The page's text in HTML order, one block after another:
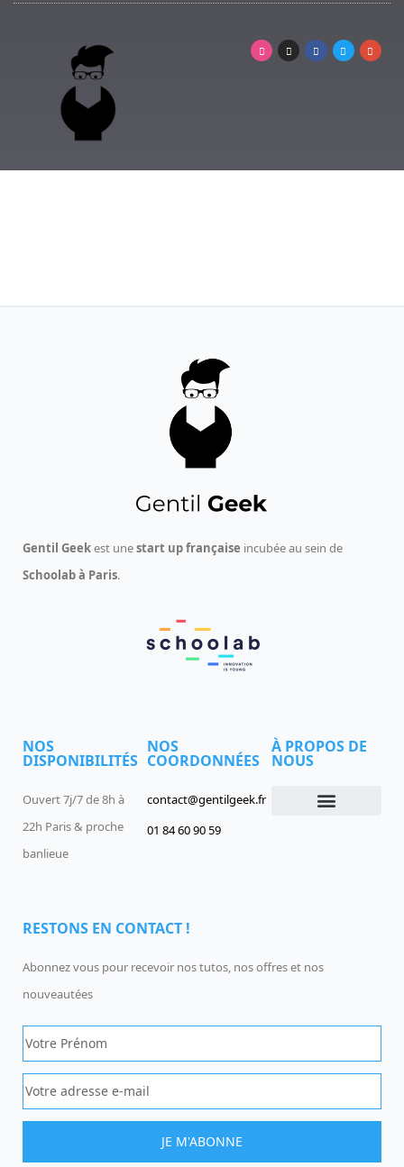
Gentil Geekest unestart up française incubée au sein de
Schoolab à Paris.
NOS
DISPONIBILITÉS
Ouvert 7j/7 de 8h à
22h Paris & proche
banlieue
NOS
COORDONNÉES
contact@gentilgeek.fr
01 84 60 90 59
À PROPOS DE
NOUS
RESTONS EN CONTACT !
Abonnez vous pour recevoir nos tutos, nos offres et nos
nouveautées
JE M'ABONNE